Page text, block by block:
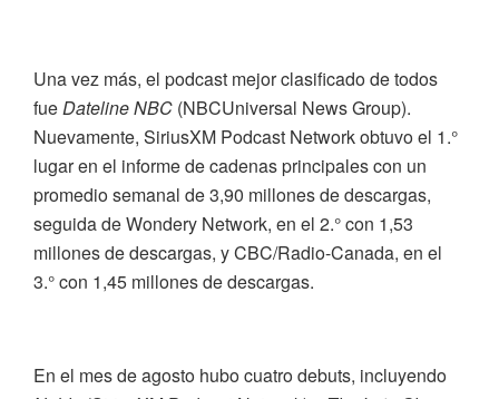
Una vez más, el podcast mejor clasificado de todos
fueDateline NBC (NBCUniversal News Group).
Nuevamente, SiriusXM Podcast Network obtuvo el 1.°
lugar en el informe de cadenas principales con un
promedio semanal de 3,90 millones de descargas,
seguida de Wondery Network, en el 2.° con 1,53
millones de descargas, y CBC/Radio-Canada, en el
3.° con 1,45 millones de descargas.
En el mes de agosto hubo cuatro debuts, incluyendo